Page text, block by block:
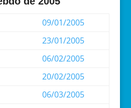
09/01/2005
23/01/2005
06/02/2005
20/02/2005
06/03/2005